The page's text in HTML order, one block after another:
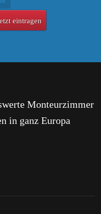
eintragen
Monteurzimmer
in ganz Europa